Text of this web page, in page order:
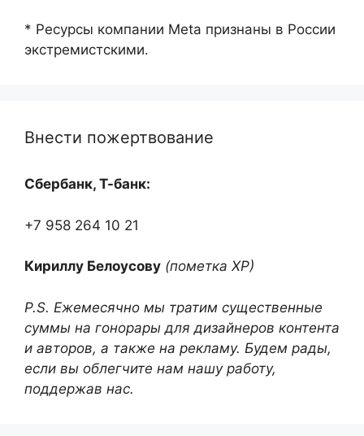
* Ресурсы компании Meta признаны в России
экстремистскими.
Внести пожертвование
Сбербанк, Т-банк:
+7 958 264 10 21
Кириллу Белоусову (пометка ХР)
P.S. Ежемесячно мы тратим существенные
суммы на гонорары для дизайнеров контента
и авторов, а также на рекламу. Будем рады,
если вы облегчите нам нашу работу,
поддержав нас.